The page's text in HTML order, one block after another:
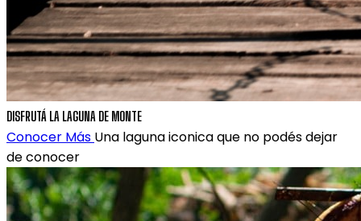
DISFRUTÁ LA LAGUNA DE MONTE
Conocer Más Una laguna iconica que no podés dejar
de conocer